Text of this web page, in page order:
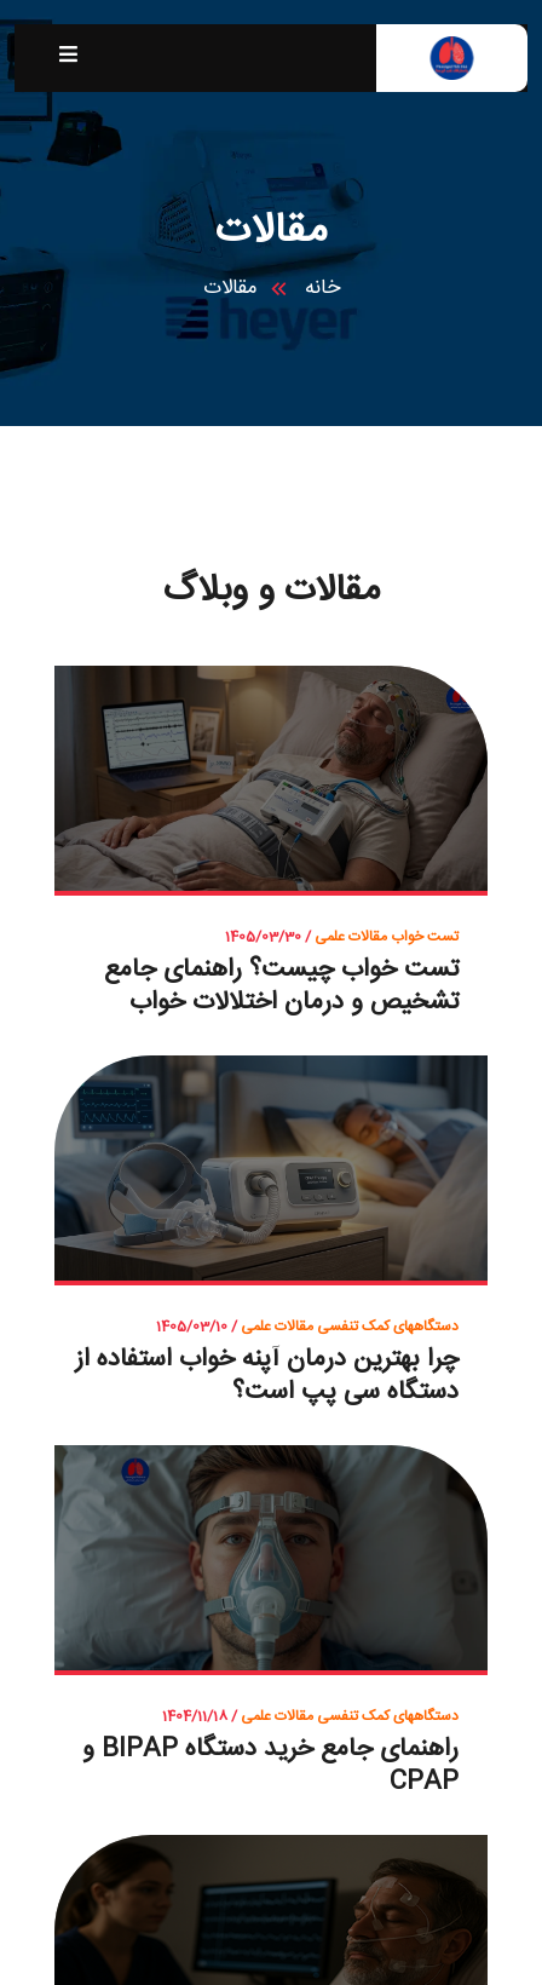
مقالات
خانه مقالات
مقالات و وبلاگ
تست خواب مقالات علمی/ 1405/03/30
تست خواب چیست؟ راهنمای جامع
تشخیص و درمان اختلالات خواب
دستگاههای کمک تنفسی مقالات علمی/ 1405/03/10
چرا بهترین درمان آپنه خواب استفاده از
دستگاه سی پپ است؟
دستگاههای کمک تنفسی مقالات علمی/ 1404/11/18
راهنمای جامع خرید دستگاه BIPAP و
CPAP